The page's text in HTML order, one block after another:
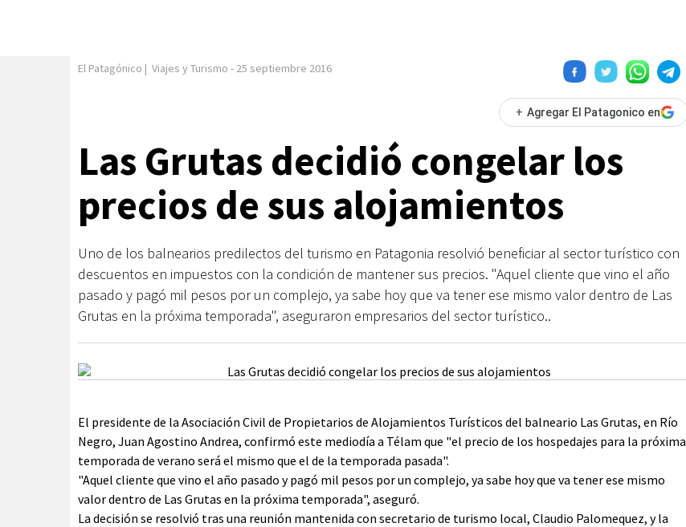
El Patagónico | Viajes y Turismo - 25 septiembre 2016
+ Agregar El Patagonico en
Las Grutas decidió congelar los
precios de sus alojamientos
Uno de los balnearios predilectos del turismo en Patagonia resolvió beneficiar al sector turístico con
descuentos en impuestos con la condición de mantener sus precios. "Aquel cliente que vino el año
pasado y pagó mil pesos por un complejo, ya sabe hoy que va tener ese mismo valor dentro de Las
Grutas en la próxima temporada", aseguraron empresarios del sector turístico..
El presidente de la Asociación Civil de Propietarios de Alojamientos Turísticos del balneario Las Grutas, en Río
Negro, Juan Agostino Andrea, confirmó este mediodía a Télam que "el precio de los hospedajes para la próxima
temporada de verano será el mismo que el de la temporada pasada".
"Aquel cliente que vino el año pasado y pagó mil pesos por un complejo, ya sabe hoy que va tener ese mismo
valor dentro de Las Grutas en la próxima temporada", aseguró.
La decisión se resolvió tras una reunión mantenida con secretario de turismo local, Claudio Palomequez, y la